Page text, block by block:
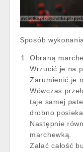
Sposób
Obraną
Wrzucić je na
Zarumienić je
Wówczas
taje samej
drobno
Następnie
marchewką.
Zalać całość